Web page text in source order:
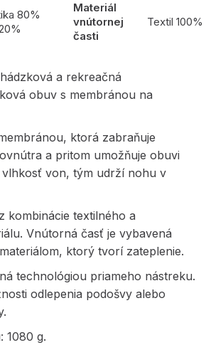
80%
Materiál
vnútornej
časti
Textil 100%
a rekreačná
obuv s membránou na
ktorá zabraňuje
a pritom umožňuje obuvi
von, tým udrží nohu v
kombinácie textilného a
Vnútorná časť je vybavená
ktorý tvorí zateplenie.
technológiou priameho nástreku.
odlepenia podošvy alebo
1080 g.